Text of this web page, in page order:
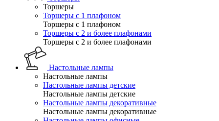
Торшеры
Торшеры с 1 плафоном
Торшеры с 1 плафоном
Торшеры с 2 и более плафонами
Торшеры с 2 и более плафонами
Настольные лампы
Настольные лампы
Настольные лампы детские
Настольные лампы детские
Настольные лампы декоративные
Настольные лампы декоративные